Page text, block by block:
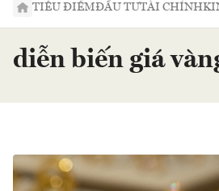
TIÊU ĐIỂMĐẦU TƯTÀI CHÍNH
diễn biến giá